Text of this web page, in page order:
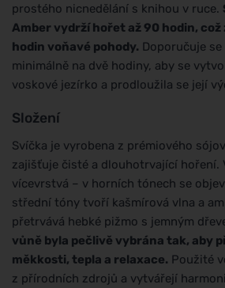
prostého nicnedělání s knihou v ruce.
Amber vydrží hořet až 90 hodin,
hodin voňavé pohody. Doporučuje
minimálně na dvě hodiny, aby se
voskové jezírko a prodloužila se její
Složení
Svíčka je vyrobena z prémiového
zajišťuje čisté a dlouhotrvající hoření.
vícevrstvá – v horních tónech se
střední tóny tvoří kašmírová vlna a
přetrvává hebké pižmo s jemným
vůně byla pečlivě vybrána tak, aby
měkkosti, tepla a relaxace. Použité
z přírodních zdrojů a vytvářejí